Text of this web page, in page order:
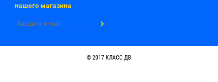
нашего магазина
© 2017 КЛАСС ДВ